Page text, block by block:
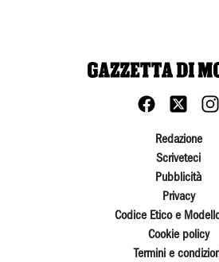
Redazione
Scriveteci
Pubblicità
Privacy
Codice Etico e
Cookie policy
Termini e